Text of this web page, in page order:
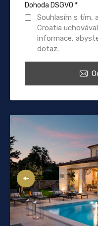
Dohoda DSGVO *
Souhlasím s tím,
Croatia
informace,
dotaz.